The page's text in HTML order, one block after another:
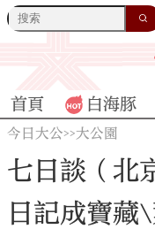
首頁 白海豚
今日大公>>大公園
七日談（北
日記成寶藏